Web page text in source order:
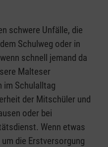
schwere Unfälle, die
Schulweg oder in
schnell jemand da
Malteser
im Schulalltag
der Mitschüler und
oder bei
Wenn etwas
die Erstversorgung